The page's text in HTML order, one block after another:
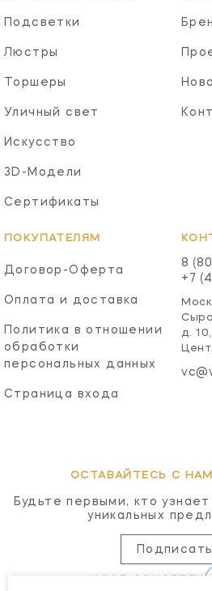
Подсветки
Люстры
Торшеры
Уличный свет
Искусство
3D-Модели
Сертификаты
ПОКУПАТЕЛЯМ
Договор-Оферта
Оплата и доставка
Политика в отношении
обработки
персональных данных
Страница входа
8
+7
д.
ОСТАВАЙТЕСЬ С
Будьте первыми, кто
уникальных